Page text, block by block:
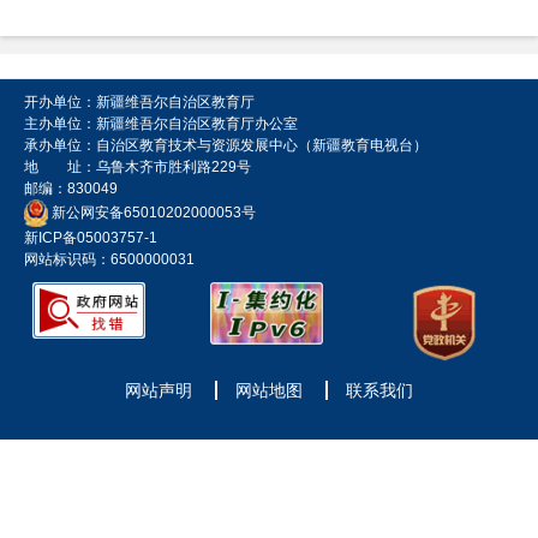
开办单位：新疆维吾尔自治区教育厅
主办单位：新疆维吾尔自治区教育厅办公室
承办单位：自治区教育技术与资源发展中心（新疆教育电视台）
地 址：乌鲁木齐市胜利路229号
邮编：830049
新公网安备65010202000053号
新ICP备05003757-1
网站标识码：6500000031
网站声明 网站地图 联系我们